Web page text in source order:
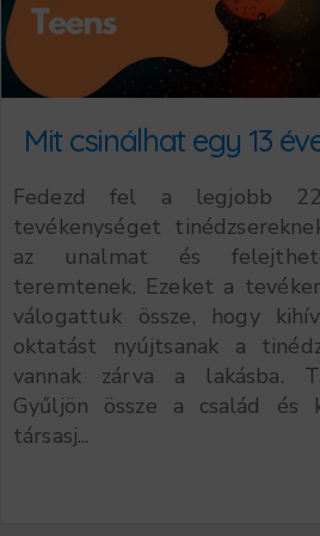
Mit csinálhat egy 13
Fedezd fel a legjobb 22
tevékenységet
az unalmat és
teremtenek. Ezeket a
válogattuk össze, hogy
oktatást nyújtsanak a
vannak zárva a lakásba.
Gyűljön össze a család és
társasj...